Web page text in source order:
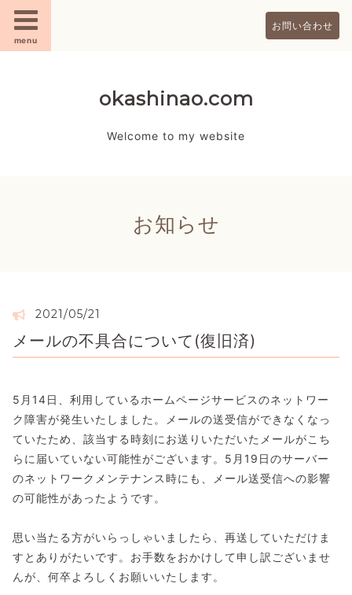
menu
お問い合わせ
okashinao.com
Welcome to my website
お知らせ
2021/05/21
メールの不具合について(復旧済)
5月14日、利用しているホームページサービスのネットワー
ク障害が発生いたしました。メールの送受信ができなくなっ
ていたため、該当する時刻にお送りいただいたメールがこち
らに届いていない可能性がございます。5月19日のサーバー
のネットワークメンテナンス時にも、メール送受信への影響
の可能性があったようです。
思い当たる方がいらっしゃいましたら、再送していただけま
すとありがたいです。お手数をおかけして申し訳ございませ
んが、何卒よろしくお願いいたします。